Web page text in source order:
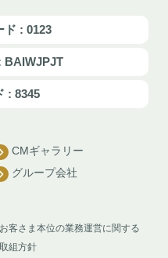
ド : 0123
BAIWJPJT
: 8345
CMギャラリー
グループ会社
お客さま本位の業務運営に関する
取組方針